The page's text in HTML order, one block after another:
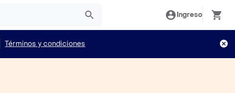
Ingreso
Términos y condiciones